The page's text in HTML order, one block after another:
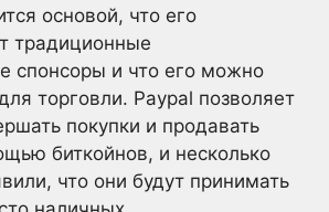
основой, что его
традиционные
спонсоры и что его можно
торговли. Paypal позволяет
покупки и продавать
биткойнов, и несколько
что они будут принимать